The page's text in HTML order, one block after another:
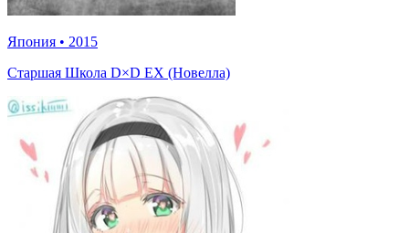
Япония • 2015
Старшая Школа D×D EX (Новелла)